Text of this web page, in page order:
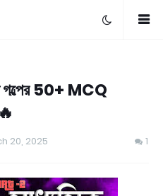
গল্পের 50+ MCQ
20, 2025 1